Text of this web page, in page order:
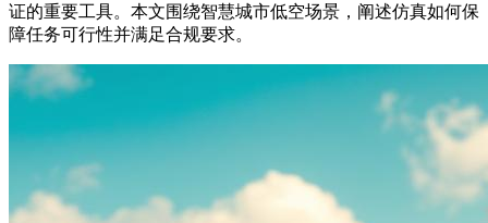
证的重要工具。本文围绕智慧城市低空场景，阐述仿真如何保
障任务可行性并满足合规要求。